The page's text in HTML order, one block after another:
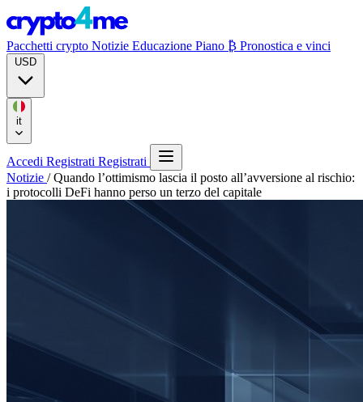
Pacchetti crypto Notizie Educazione Piano ₿ Pronostica e vinci
Accedi Registrati Registrati
Notizie / Quando l’ottimismo lascia il posto all’avversione al rischio:
i protocolli DeFi hanno perso un terzo del capitale